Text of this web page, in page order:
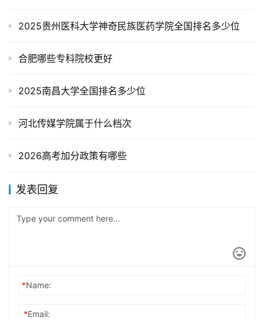
2025贵州医科大学神奇民族医药学院全国排名多少位
合肥哪些专科院校更好
2025南昌大学全国排名多少位
河北传媒学院属于什么档次
2026高考加分政策有哪些
发表回复
*Name:
*Email: